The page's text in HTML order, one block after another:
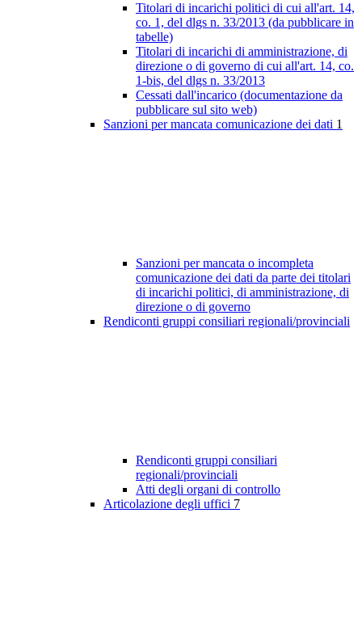
Titolari di incarichi politici di cui all'art. 14,
co. 1, del dlgs n. 33/2013 (da pubblicare in
tabelle)
Titolari di incarichi di amministrazione, di
direzione o di governo di cui all'art. 14, co.
1-bis, del dlgs n. 33/2013
Cessati dall'incarico (documentazione da
pubblicare sul sito web)
Sanzioni per mancata comunicazione dei dati 1
Sanzioni per mancata o incompleta
comunicazione dei dati da parte dei titolari
di incarichi politici, di amministrazione, di
direzione o di governo
Rendiconti gruppi consiliari regionali/provinciali
Rendiconti gruppi consiliari
regionali/provinciali
Atti degli organi di controllo
Articolazione degli uffici 7